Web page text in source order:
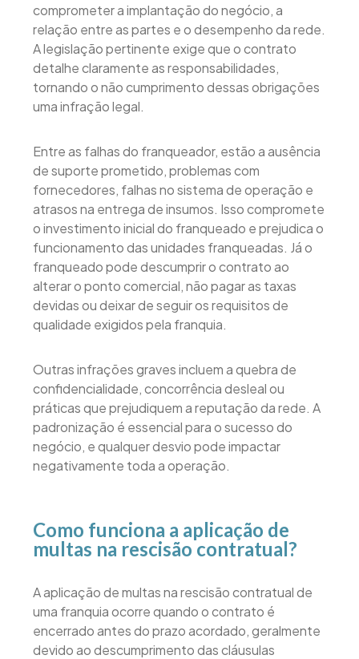
comprometer a implantação do negócio, a
relação entre as partes e o desempenho da rede.
A legislação pertinente exige que o contrato
detalhe claramente as responsabilidades,
tornando o não cumprimento dessas obrigações
uma infração legal.
Entre as falhas do franqueador, estão a ausência
de suporte prometido, problemas com
fornecedores, falhas no sistema de operação e
atrasos na entrega de insumos. Isso compromete
o investimento inicial do franqueado e prejudica o
funcionamento das unidades franqueadas. Já o
franqueado pode descumprir o contrato ao
alterar o ponto comercial, não pagar as taxas
devidas ou deixar de seguir os requisitos de
qualidade exigidos pela franquia.
Outras infrações graves incluem a quebra de
confidencialidade, concorrência desleal ou
práticas que prejudiquem a reputação da rede. A
padronização é essencial para o sucesso do
negócio, e qualquer desvio pode impactar
negativamente toda a operação.
Como funciona a aplicação de
multas na rescisão contratual?
A aplicação de multas na rescisão contratual de
uma franquia ocorre quando o contrato é
encerrado antes do prazo acordado, geralmente
devido ao descumprimento das cláusulas